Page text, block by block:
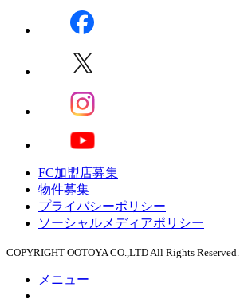
FC加盟店募集
物件募集
プライバシーポリシー
ソーシャルメディアポリシー
COPYRIGHT OOTOYA CO.,LTD All Rights Reserved.
メニュー